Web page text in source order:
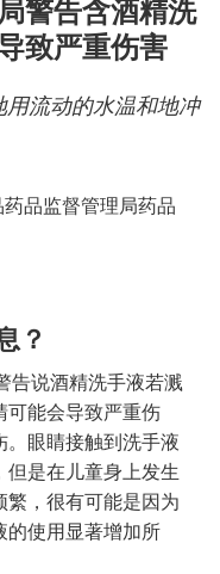
警告含酒精洗
致严重伤害
流动的水温和地冲
药品监督管理局药品
？
告说酒精洗手液若溅
可能会导致严重伤
。眼睛接触到洗手液
但是在儿童身上发生
繁，很有可能是因为
的使用显著增加所